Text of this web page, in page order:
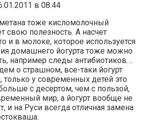
в 08:44
тоже кисломолочный
свою полезность. А насчет
и в молоке, которое используется
домашнего йогурта тоже можно
например следы антибиотиков….
о страшном, все-таки йогурт
только у современных детей это
с десертом, чем с пользой,
мир, а йогурт вообще не
и на Руси всегда отличная замена